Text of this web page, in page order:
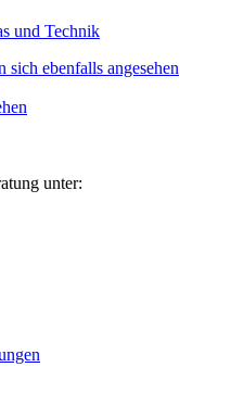
und Technik
sich ebenfalls angesehen
unter: